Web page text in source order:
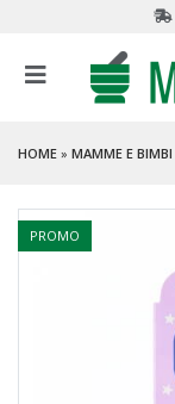
HOME » MAMME E BIMBI
PROMO